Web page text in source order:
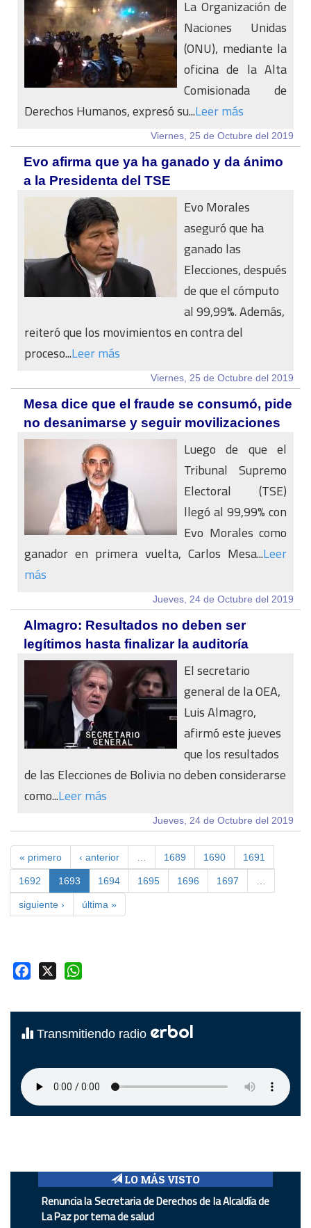
La Organización de
Naciones Unidas
(ONU), mediante la
oficina de la Alta
Comisionada de
Derechos Humanos, expresó su...Leer más
Viernes, 25 de Octubre del 2019
Evo afirma que ya ha ganado y da ánimo
a la Presidenta del TSE
Evo Morales
aseguró que ha
ganado las
Elecciones, después
de que el cómputo
al 99,99%. Además,
reiteró que los movimientos en contra del
proceso...Leer más
Viernes, 25 de Octubre del 2019
Mesa dice que el fraude se consumó, pide
no desanimarse y seguir movilizaciones
Luego de que el
Tribunal Supremo
Electoral (TSE)
llegó al 99,99% con
Evo Morales como
ganador en primera vuelta, Carlos Mesa...Leer
más
Jueves, 24 de Octubre del 2019
Almagro: Resultados no deben ser
legítimos hasta finalizar la auditoría
El secretario
general de la OEA,
Luis Almagro,
afirmó este jueves
que los resultados
de las Elecciones de Bolivia no deben considerarse
como...Leer más
Jueves, 24 de Octubre del 2019
« primero ‹ anterior 1689 1690 1691
1692 1693 1694 1695 1696 1697
siguiente › última »
Facebook
Transmitiendo radio erbol
LO MÁS VISTO
Renuncia la Secretaria de Derechos de la Alcaldía de
La Paz por tema de salud